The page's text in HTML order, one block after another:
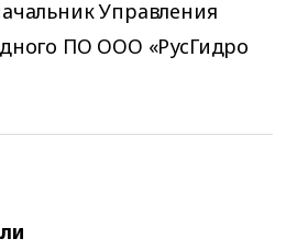
Управления
ПО ООО «РусГидро